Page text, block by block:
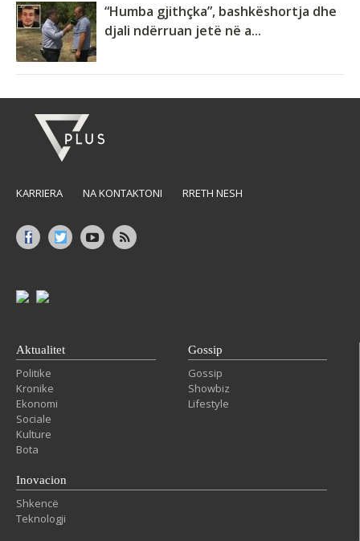
“Humba gjithçka”, bashkëshortja dhe
djali ndërruan jetë në a...
KARRIERA NA KONTAKTONI RRETH NESH
Aktualitet
Politike
Kronike
Ekonomi
Sociale
Kulture
Bota
Gossip
Gossip
Showbiz
Lifestyle
Inovacion
Shkencë
Teknologji